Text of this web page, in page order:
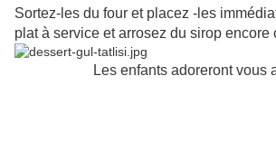
Sortez-les du four et placez -les
plat à service et arrosez du sirop encore
Les enfants adoreront vous